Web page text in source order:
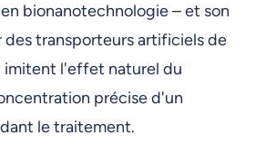
bionanotechnologie – et son
des transporteurs artificiels de
imitent l'effet naturel du
précise d'un
le traitement.